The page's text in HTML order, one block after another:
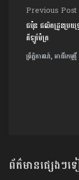
Post
Previous Post
ជប៉ុន ផលិតដ្រូនប្រយុ
គីឡូម៉ែត្រ
ព្រឹត្តិការណ៍, អាជីវកម្មថ្មី
ព័ត៌មានផ្សេងៗទ